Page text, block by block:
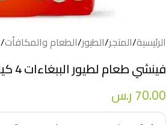
الرئيسية/المتجر/الطيور/الطعام والمكافأت/
فينشي طعام لطيور الببغاءات 4 كيلو
70.00ر.س